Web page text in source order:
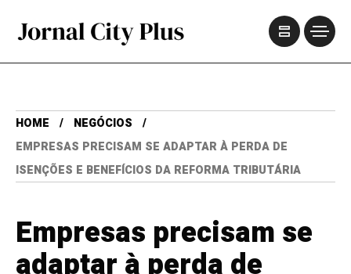
HOME
NEGÓCIOS
EMPRESAS PRECISAM SE ADAPTAR À PERDA DE
ISENÇÕES E BENEFÍCIOS DA REFORMA TRIBUTÁRIA
Empresas precisam se
adaptar à perda de